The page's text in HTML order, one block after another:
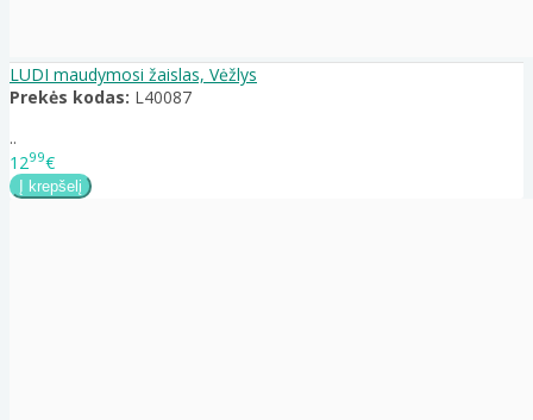
LUDI maudymosi žaislas, Vėžlys
Prekės kodas: L40087
..
1299€